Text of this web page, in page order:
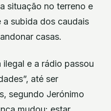
situação no terreno e
a subida dos caudais
casas.
ilegal e a rádio passou
até ser
segundo Jerónimo